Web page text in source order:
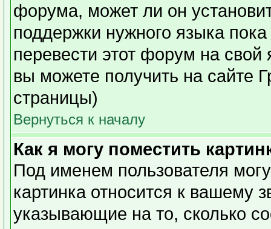
форума, может ли он
поддержки нужного языка
перевести этот форум на
вы можете получить на сайте
страницы)
Вернуться к началу
Как я могу поместить
Под именем пользователя
картинка относится к вашему
указывающие на то, сколько